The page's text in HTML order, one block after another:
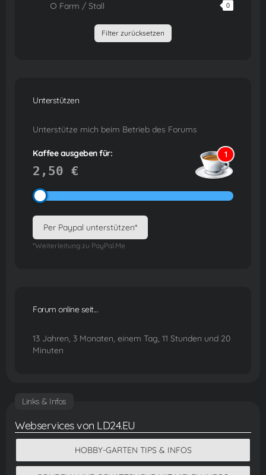
Farm / Stall 0
Filter zurücksetzen
Unterstützen
Unterstütze mich beim Betrieb des Forums
Kaffee ausgeben für:
2,50 €
1
Per Paypal unterstützen*
*Weiterleitung zu PayPal.Me
Forum online seit...
13 Jahren, 3 Monaten, einem Tag, 11 Stunden und 20
Minuten
Links & Infos
Webservices von LD24.EU
HOBBY-GARTEN TIPS & INFOS